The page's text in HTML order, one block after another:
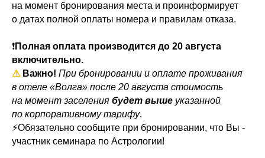
на момент бронирования места и проинформирует
о датах полной оплаты номера и правилам отказа.
❗Полная оплата производится до 20 августа
включительно.
⚠ Важно! При бронировании и оплате проживания
в отеле «Волга» после 20 августа стоимость
на момент заселения будет выше указанной
по корпоративному тарифу.
⚡Обязательно сообщите при бронировании, что Вы -
участник семинара по Астрологии!